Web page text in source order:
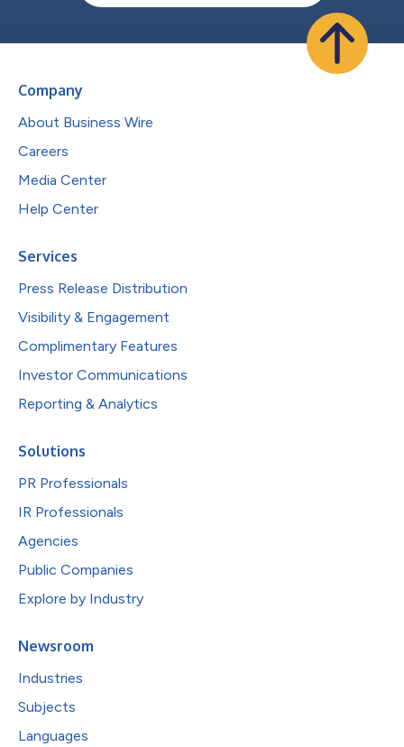
Company
About Business Wire
Careers
Media Center
Help Center
Services
Press Release Distribution
Visibility & Engagement
Complimentary Features
Investor Communications
Reporting & Analytics
Solutions
PR Professionals
IR Professionals
Agencies
Public Companies
Explore by Industry
Newsroom
Industries
Subjects
Languages